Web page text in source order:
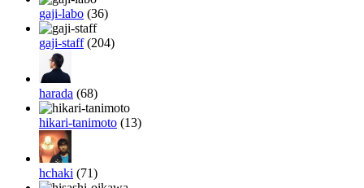
gaji-labo (36)
gaji-staff(204)
harada (68)
hikari-tanimoto (13)
hchaki (71)